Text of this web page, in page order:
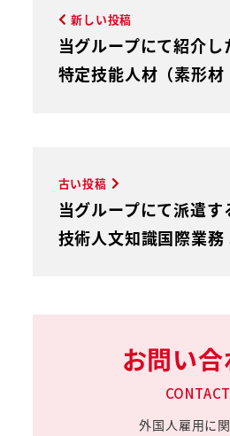
古い投稿
当グループにて派遣す
技術人文知識国際業
新しい投稿
当グループにて紹介し
特定技能人材（素形
お問い
CONTACT
外国人雇用に